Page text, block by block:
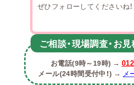
ぜひフォローしてくださいね！
ご相談・現場調査・お
お電話(9時～19時) →
メール(24時間受付中！) → メ